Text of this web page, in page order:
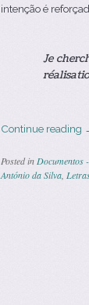
intenção é
Je
Continue reading
Posted in Documentos
António da Silva